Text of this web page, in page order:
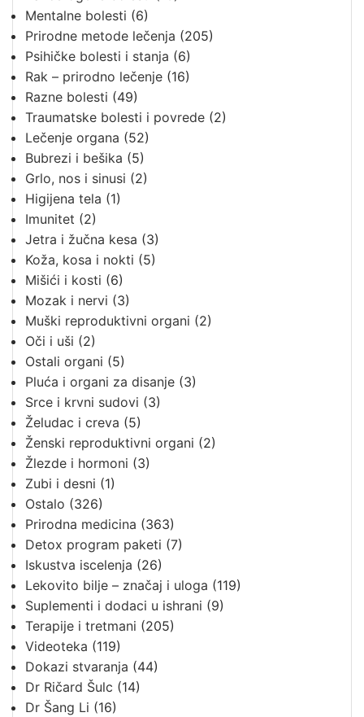
Mentalne bolesti (6)
Prirodne metode lečenja (205)
Psihičke bolesti i stanja (6)
Rak – prirodno lečenje (16)
Razne bolesti (49)
Traumatske bolesti i povrede (2)
Lečenje organa (52)
Bubrezi i bešika (5)
Grlo, nos i sinusi (2)
Higijena tela (1)
Imunitet (2)
Jetra i žučna kesa (3)
Koža, kosa i nokti (5)
Mišići i kosti (6)
Mozak i nervi (3)
Muški reproduktivni organi (2)
Oči i uši (2)
Ostali organi (5)
Pluća i organi za disanje (3)
Srce i krvni sudovi (3)
Želudac i creva (5)
Ženski reproduktivni organi (2)
Žlezde i hormoni (3)
Zubi i desni (1)
Ostalo (326)
Prirodna medicina (363)
Detox program paketi (7)
Iskustva iscelenja (26)
Lekovito bilje – značaj i uloga (119)
Suplementi i dodaci u ishrani (9)
Terapije i tretmani (205)
Videoteka (119)
Dokazi stvaranja (44)
Dr Ričard Šulc (14)
Dr Šang Li (16)